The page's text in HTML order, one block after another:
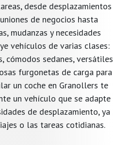
desde desplazamientos
de negocios hasta
mudanzas y necesidades
vehículos de varias clases:
cómodos sedanes, versátiles
furgonetas de carga para
un coche en Granollers te
un vehículo que se adapte
de desplazamiento, ya
o las tareas cotidianas.